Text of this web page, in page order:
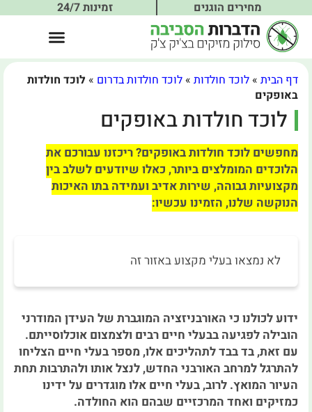
מחירים הוגנים זמינות 24/7
דף הבית »לוכד חולדות »לוכד חולדות בדרום »לוכד חולדות
באופקים
לוכד חולדות באופקים
מחפשים לוכד חולדות באופקים? ריכזנו עבורכם את
הלוכדים המומלצים ביותר, כאלו שיודעים לשלב בין
מקצועיות גבוהה, שירות אדיב ועמידה בתו האיכות
הנוקשה שלנו, הזמינו עכשיו:
לא נמצאו בעלי מקצוע באזור זה
ידוע לכולנו כי האורבניזציה המוגברת של העידן המודרני
הובילה לפגיעה בבעלי חיים רבים ולצמצום אוכלוסייתם.
עם זאת, בד בבד לתהליכים אלו, מספר בעלי חיים הצליחו
להתרגל למרחב האורבני החדש, לנצל אותו ולהתרבות תחת
העיור המואץ. לרוב, בעלי חיים אלו מוגדרים על ידינו
כמזיקים ואחד המרכזיים שבהם הוא החולדה.